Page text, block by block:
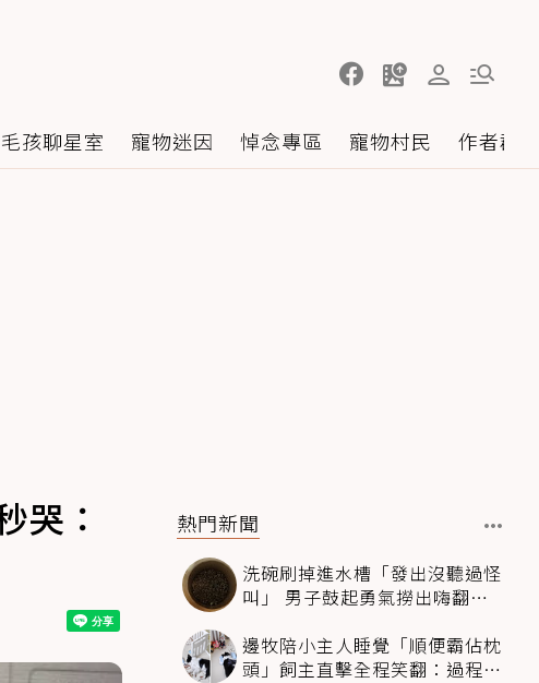
毛孩聊星室 寵物迷因 悼念專區 寵物村民 作者群
哭：
熱門新聞
洗碗刷掉進水槽「發出沒聽過怪
叫」 男子鼓起勇氣撈出嗨翻：
邊牧陪小主人睡覺「順便霸佔枕
頭」飼主直擊全程笑翻：過程絲